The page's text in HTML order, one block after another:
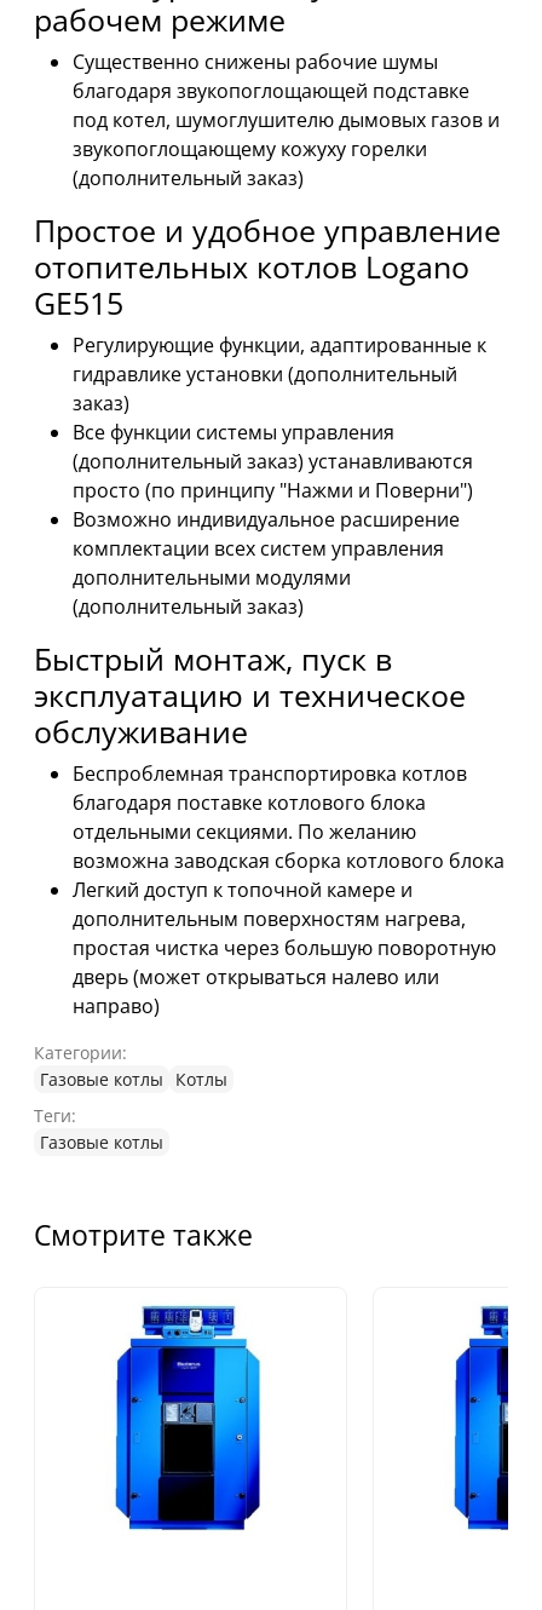
рабочем режиме
Существенно снижены рабочие шумы
благодаря звукопоглощающей подставке
под котел, шумоглушителю дымовых газов и
звукопоглощающему кожуху горелки
(дополнительный заказ)
Простое и удобное управление
отопительных котлов Logano
GE515
Регулирующие функции, адаптированные к
гидравлике установки (дополнительный
заказ)
Все функции системы управления
(дополнительный заказ) устанавливаются
просто (по принципу "Нажми и Поверни")
Возможно индивидуальное расширение
комплектации всех систем управления
дополнительными модулями
(дополнительный заказ)
Быстрый монтаж, пуск в
эксплуатацию и техническое
обслуживание
Беспроблемная транспортировка котлов
благодаря поставке котлового блока
отдельными секциями. По желанию
возможна заводская сборка котлового блока
Легкий доступ к топочной камере и
дополнительным поверхностям нагрева,
простая чистка через большую поворотную
дверь (может открываться налево или
направо)
Категории:
Газовые котлы
Котлы
Теги:
Газовые котлы
Смотрите также